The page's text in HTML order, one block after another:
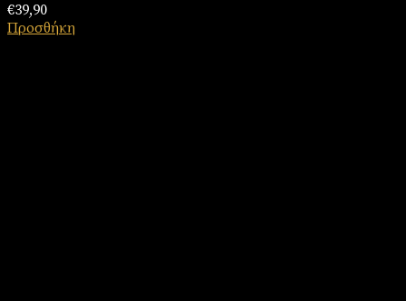
€39,90
Προσθήκη